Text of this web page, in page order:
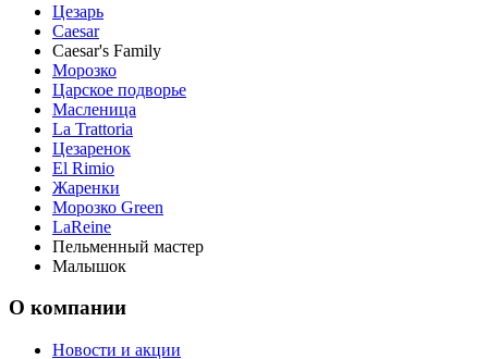
Цезарь
Caesar
Caesar's Family
Морозко
Царское подворье
Масленица
La Trattoria
Цезаренок
El Rimio
Жаренки
Морозко Green
LaReine
Пельменный мастер
Малышок
О компании
Новости и акции